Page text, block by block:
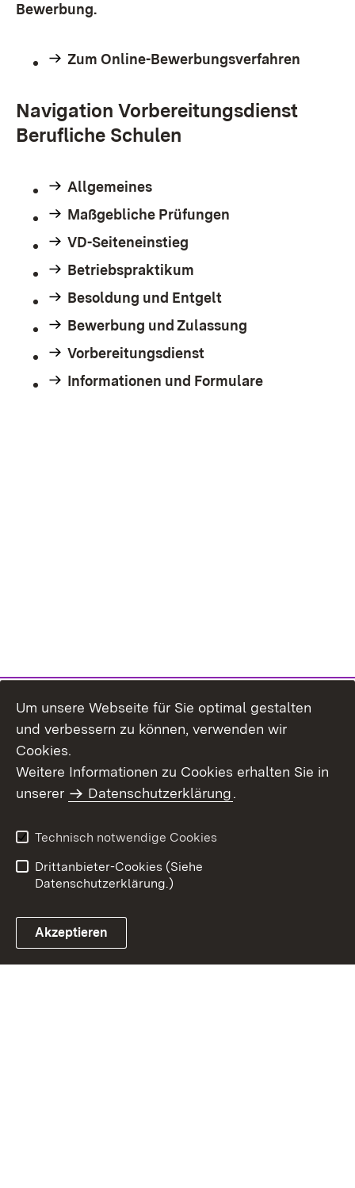
Bewerbung.
Zum Online-Bewerbungsverfahren
Navigation Vorbereitungsdienst
Berufliche Schulen
Allgemeines
Maßgebliche Prüfungen
VD-Seiteneinstieg
Betriebspraktikum
Besoldung und Entgelt
Bewerbung und Zulassung
Vorbereitungsdienst
Informationen und Formulare
Benutzungshinweise
Erklärung zur
Um unsere Webseite für Sie optimal gestalten
und verbessern zu können, verwenden wir
Cookies.
Weitere Informationen zu Cookies erhalten Sie in
unserer
Datenschutzerklärung.
Technisch notwendige Cookies
Drittanbieter-Cookies (Siehe
Datenschutzerklärung.)
Akzeptieren